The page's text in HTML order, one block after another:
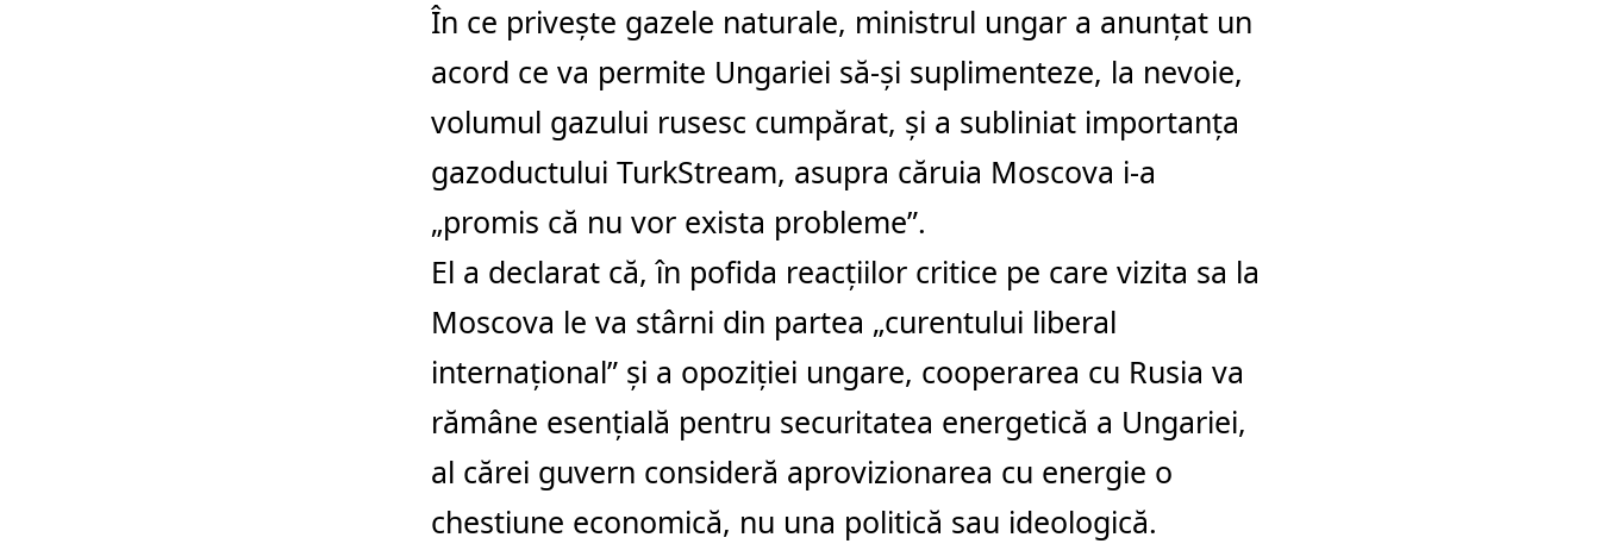
În ce priveşte gazele naturale, ministrul ungar a anunţat un
acord ce va permite Ungariei să-şi suplimenteze, la nevoie,
volumul gazului rusesc cumpărat, şi a subliniat importanţa
gazoductului TurkStream, asupra căruia Moscova i-a
„promis că nu vor exista probleme”.
El a declarat că, în pofida reacţiilor critice pe care vizita sa la
Moscova le va stârni din partea „curentului liberal
internaţional” şi a opoziţiei ungare, cooperarea cu Rusia va
rămâne esenţială pentru securitatea energetică a Ungariei,
al cărei guvern consideră aprovizionarea cu energie o
chestiune economică, nu una politică sau ideologică.